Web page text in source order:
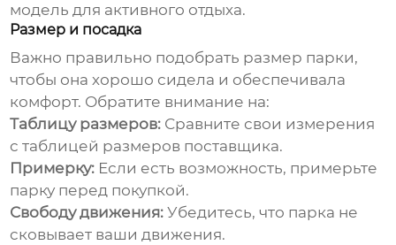
модель для активного отдыха.
Размер и посадка
Важно правильно подобрать размер парки,
чтобы она хорошо сидела и обеспечивала
комфорт. Обратите внимание на:
Таблицу размеров: Сравните свои измерения
с таблицей размеров поставщика.
Примерку: Если есть возможность, примерьте
парку перед покупкой.
Свободу движения: Убедитесь, что парка не
сковывает ваши движения.